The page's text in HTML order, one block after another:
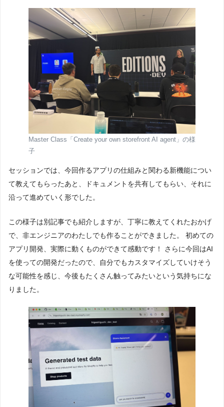
Master Class「Create your own storefront AI agent」の様
子
セッションでは、今回作るアプリの仕組みと関わる新機能につい
て教えてもらったあと、ドキュメントを共有してもらい、それに
沿って進めていく形でした。
この様子は別記事でも紹介しますが、丁寧に教えてくれたおかげ
で、非エンジニアのわたしでも作ることができました。 初めての
アプリ開発、実際に動くものができて感動です！ さらに今回はAI
を使っての開発だったので、自分でもカスタマイズしていけそう
な可能性を感じ、今後もたくさん触ってみたいという気持ちにな
りました。